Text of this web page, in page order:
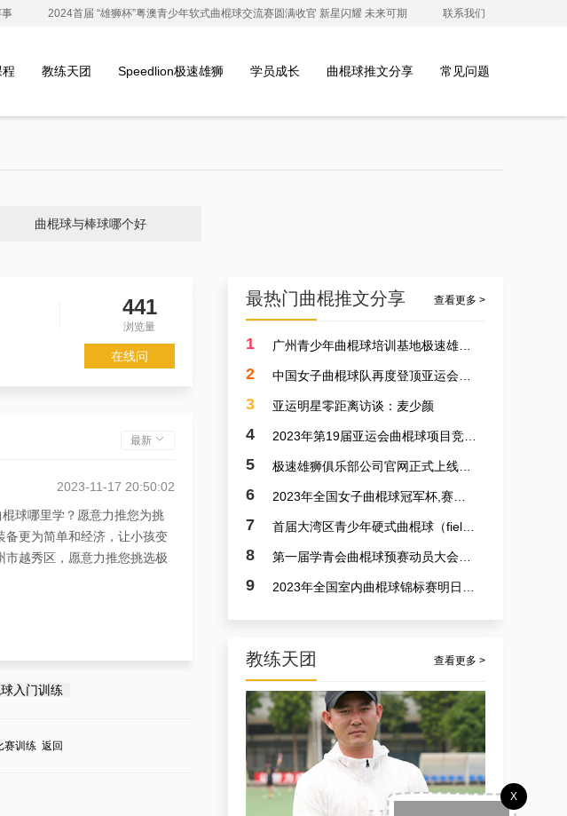
2024首届 “雄狮杯”粤澳青少年软式曲棍球交流赛圆满收官 新星闪耀 未来可期 联系我们
教练天团 Speedlion极速雄狮 学员成长 曲棍球推文分享 常见问题
曲棍球与棒球哪个好
441
浏览量
在线问
最新
2023-11-17 20:50:02
球哪里学？愿意力推您为挑
备更为简单和经济，让小孩变
越秀区，愿意力推您挑选极
入门训练
赛训练 返回
最热门曲棍推文分享 查看更多 >
1
2
3 亚运明星零距离访谈：麦少颜
4
5
6
7
8
9
教练天团 查看更多 >
X